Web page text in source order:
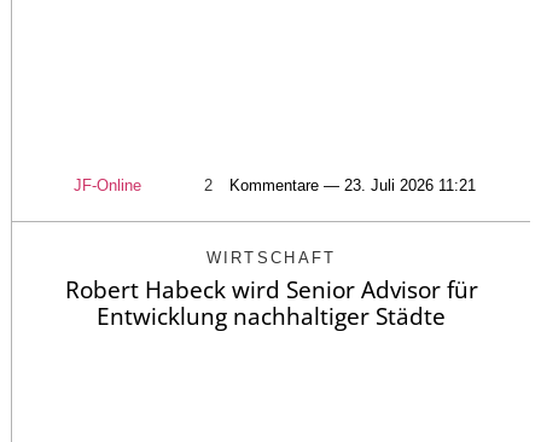
JF-Online 2 Kommentare — 23. Juli 2026 11:21
WIRTSCHAFT
Robert Habeck wird Senior Advisor für
Entwicklung nachhaltiger Städte